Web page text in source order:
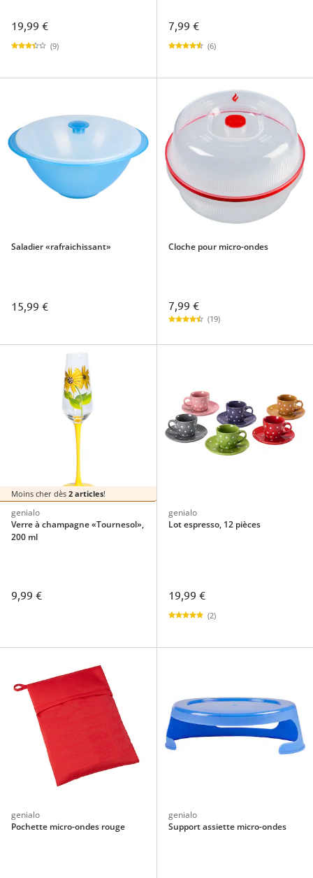
19,99 €
(9)
7,99 €
(6)
Saladier «rafraichissant»
15,99 €
Cloche pour micro-ondes
7,99 €
(19)
Moins cher dès 2 articles!
genialo
Verre à champagne «Tournesol»,
200 ml
9,99 €
genialo
Lot espresso, 12 pièces
19,99 €
(2)
genialo
Pochette micro-ondes rouge
genialo
Support assiette micro-ondes